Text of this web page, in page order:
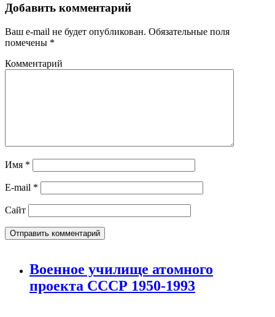
Добавить комментарий
Ваш e-mail не будет опубликован. Обязательные поля
помечены *
Комментарий
Имя *
E-mail *
Сайт
Военное училище атомного
проекта СССР 1950-1993